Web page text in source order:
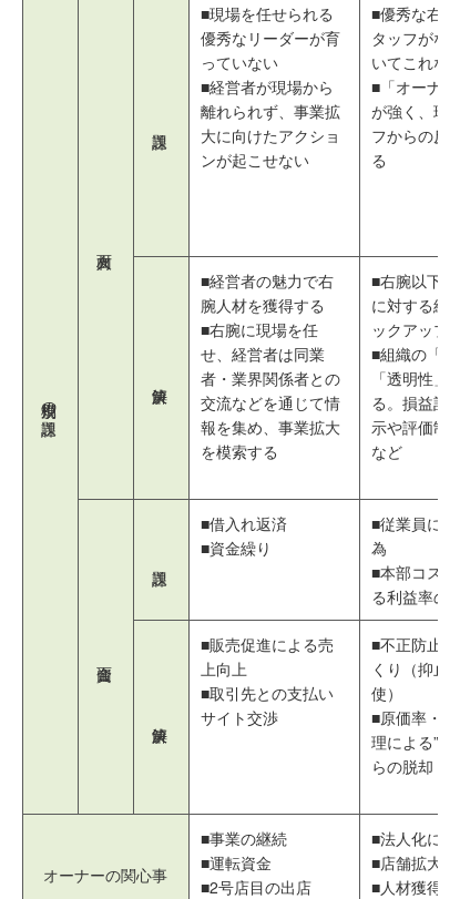
規模別の課題
■現場を任せられる
優秀なリーダーが育
っていない
■経営者が現場から
離れられず、事業拡
大に向けたアクショ
ンが起こせない
■優秀な右
タッフがな
いてこれない
■「オーナ
が強く、現
フからの反
る
■経営者の魅力で右
腕人材を獲得する
■右腕に現場を任
せ、経営者は同業
者・業界関係者との
交流などを通じて情
報を集め、事業拡大
を模索する
■右腕以下
に対する経
ックアップ体
■組織の「
「透明性」
る。損益計
示や評価制
など
■借入れ返済
■資金繰り
■従業員に
為
■本部コス
る利益率の低
■販売促進による売
上向上
■取引先との支払い
サイト交渉
■不正防止
くり（抑止
使）
■原価率・
理による”丼
らの脱却
オーナーの関心事
■事業の継続
■運転資金
■2号店目の出店
■法人化に
■店舗拡大
■人材獲得